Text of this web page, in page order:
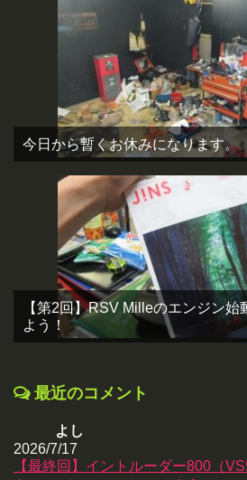
今日から暫くお休みになります。
【第2回】RSV Milleのエンジン始
よう！
最近のコメント
よし
2026/7/17
【最終回】イントルーダー800（